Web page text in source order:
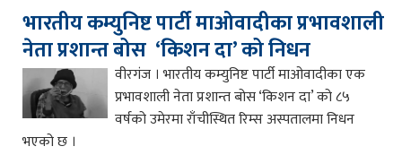
भारतीय कम्युनिष्ट पार्टी माओवादीका प्रभावशाली
नेता प्रशान्त बोस ‘किशन दा’ को निधन
वीरगंज । भारतीय कम्युनिष्ट पार्टी माओवादीका एक
प्रभावशाली नेता प्रशान्त बोस ‘किशन दा’ को ८५
वर्षको उमेरमा राँचीस्थित रिम्स अस्पतालमा निधन
भएको छ ।